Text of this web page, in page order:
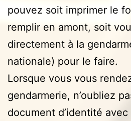
pouvez soit imprimer le
remplir en amont, soit
directement à la
nationale) pour le faire.
Lorsque vous vous
gendarmerie, n’oubliez
document d’identité avec